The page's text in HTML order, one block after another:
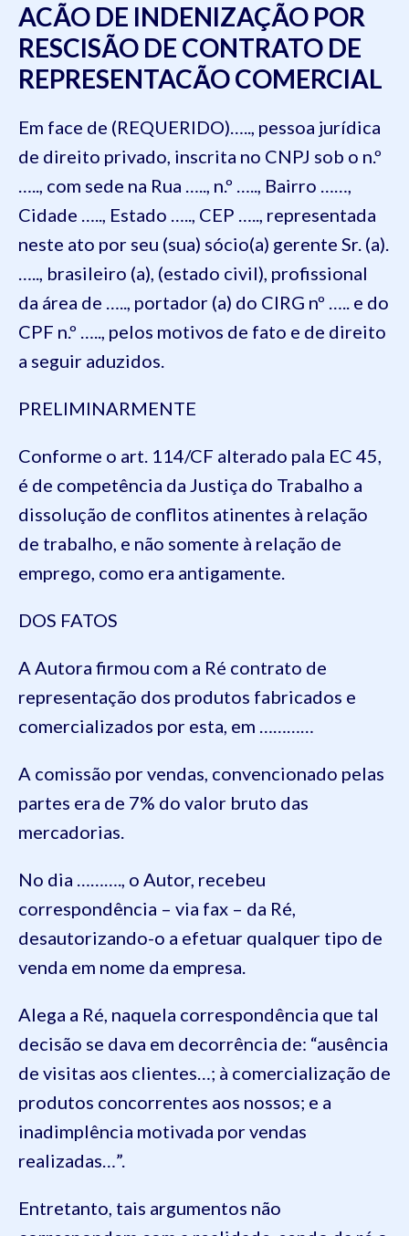
ACÃO DE INDENIZAÇÃO POR
RESCISÃO DE CONTRATO DE
REPRESENTACÃO COMERCIAL
Em face de (REQUERIDO)….., pessoa jurídica
de direito privado, inscrita no CNPJ sob o n.º
….., com sede na Rua ….., n.º ….., Bairro ……,
Cidade ….., Estado ….., CEP ….., representada
neste ato por seu (sua) sócio(a) gerente Sr. (a).
….., brasileiro (a), (estado civil), profissional
da área de ….., portador (a) do CIRG nº ….. e do
CPF n.º ….., pelos motivos de fato e de direito
a seguir aduzidos.
PRELIMINARMENTE
Conforme o art. 114/CF alterado pala EC 45,
é de competência da Justiça do Trabalho a
dissolução de conflitos atinentes à relação
de trabalho, e não somente à relação de
emprego, como era antigamente.
DOS FATOS
A Autora firmou com a Ré contrato de
representação dos produtos fabricados e
comercializados por esta, em …………
A comissão por vendas, convencionado pelas
partes era de 7% do valor bruto das
mercadorias.
No dia ………., o Autor, recebeu
correspondência – via fax – da Ré,
desautorizando-o a efetuar qualquer tipo de
venda em nome da empresa.
Alega a Ré, naquela correspondência que tal
decisão se dava em decorrência de: “ausência
de visitas aos clientes…; à comercialização de
produtos concorrentes aos nossos; e a
inadimplência motivada por vendas
realizadas…”.
Entretanto, tais argumentos não